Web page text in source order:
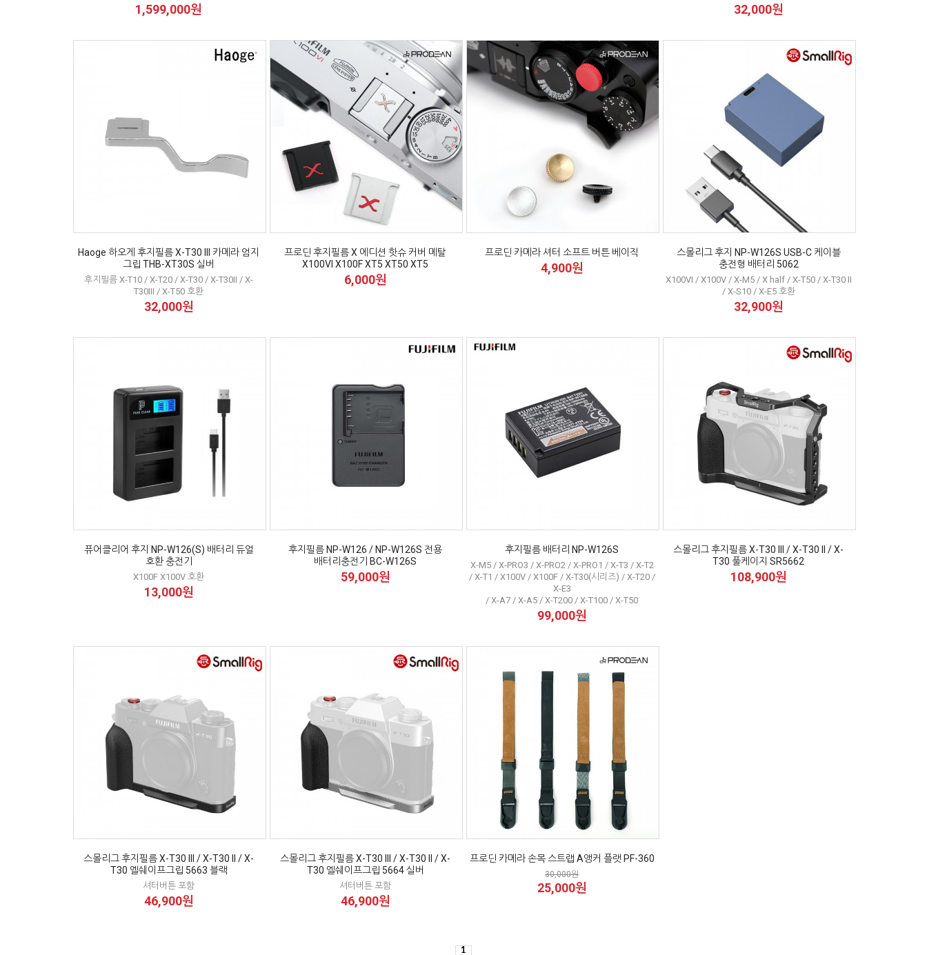
1,599,000원 32,000원
Haoge 하오게 후지필름 X-T30 III 카메라 엄지
그립 THB-XT30S 실버
후지필름 X-T10 / X-T20 / X-T30 / X-T30II / X-
T30III / X-T50 호환
32,000원
프로딘 후지필름 X 에디션 핫슈 커버 메탈
X100VI X100F XT5 XT50 XT5
6,000원
프로딘 카메라 셔터 소프트 버튼 베이직
4,900원
스몰리그 후지 NP-W126S USB-C 케이블
충전형 배터리 5062
X100VI / X100V / X-M5 / X half / X-T50 / X-T30 II
/ X-S10 / X-E5 호환
32,900원
퓨어클리어 후지 NP-W126(S) 배터리 듀얼
호환 충전기
X100F X100V 호환
13,000원
후지필름 NP-W126 / NP-W126S 전용
배터리충전기 BC-W126S
59,000원
후지필름 배터리 NP-W126S
X-M5 / X-PRO3 / X-PRO2 / X-PRO1 / X-T3 / X-T2
/ X-T1 / X100V / X100F / X-T30(시리즈) / X-T20 /
X-E3
/ X-A7 / X-A5 / X-T200 / X-T100 / X-T50
99,000원
스몰리그 후지필름 X-T30 III / X-T30 II / X-
T30 풀케이지 SR5662
108,900원
스몰리그 후지필름 X-T30 III / X-T30 II / X-
T30 엘쉐이프그립 5663 블랙
셔터버튼 포함
46,900원
스몰리그 후지필름 X-T30 III / X-T30 II / X-
T30 엘쉐이프그립 5664 실버
셔터버튼 포함
46,900원
프로딘 카메라 손목 스트랩 A앵커 플랫 PF-360
30,000원
25,000원
1